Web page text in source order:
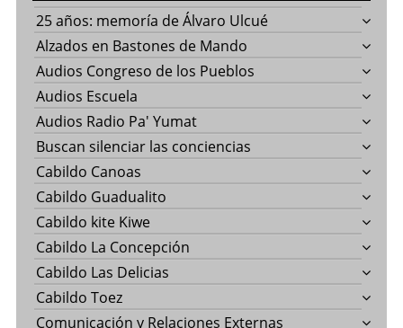
25 años: memoría de Álvaro Ulcué
Alzados en Bastones de Mando
Audios Congreso de los Pueblos
Audios Escuela
Audios Radio Pa' Yumat
Buscan silenciar las conciencias
Cabildo Canoas
Cabildo Guadualito
Cabildo kite Kiwe
Cabildo La Concepción
Cabildo Las Delicias
Cabildo Toez
Comunicación y Relaciones Externas